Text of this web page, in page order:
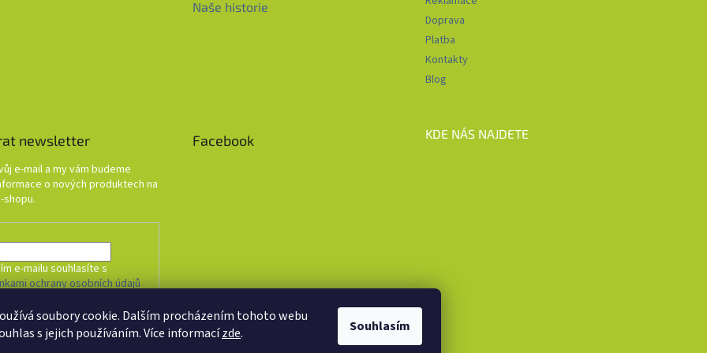
soubory cookie. Dalším procházením tohoto webu
s jejich používáním. Více informacízde. Souhlasím
Naše historie
Doprava
Platba
Kontakty
Blog
newsletter
e-mail a my vám budeme
o nových produktech na
shopu.
e-mailu souhlasíte s
ochrany osobních údajů
SE
Facebook KDE NÁS NAJDETE